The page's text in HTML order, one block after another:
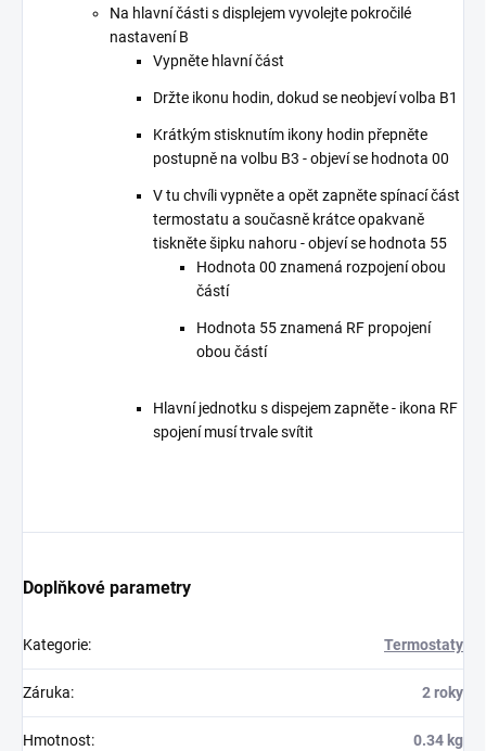
Na hlavní části s displejem vyvolejte pokročilé
nastavení B
Vypněte hlavní část
Držte ikonu hodin, dokud se neobjeví volba B1
Krátkým stisknutím ikony hodin přepněte
postupně na volbu B3 - objeví se hodnota 00
V tu chvíli vypněte a opět zapněte spínací část
termostatu a současně krátce opakvaně
tiskněte šipku nahoru - objeví se hodnota 55
Hodnota 00 znamená rozpojení obou
částí
Hodnota 55 znamená RF propojení
obou částí
Hlavní jednotku s dispejem zapněte - ikona RF
spojení musí trvale svítit
Doplňkové parametry
Kategorie: Termostaty
Záruka: 2 roky
Hmotnost: 0.34 kg